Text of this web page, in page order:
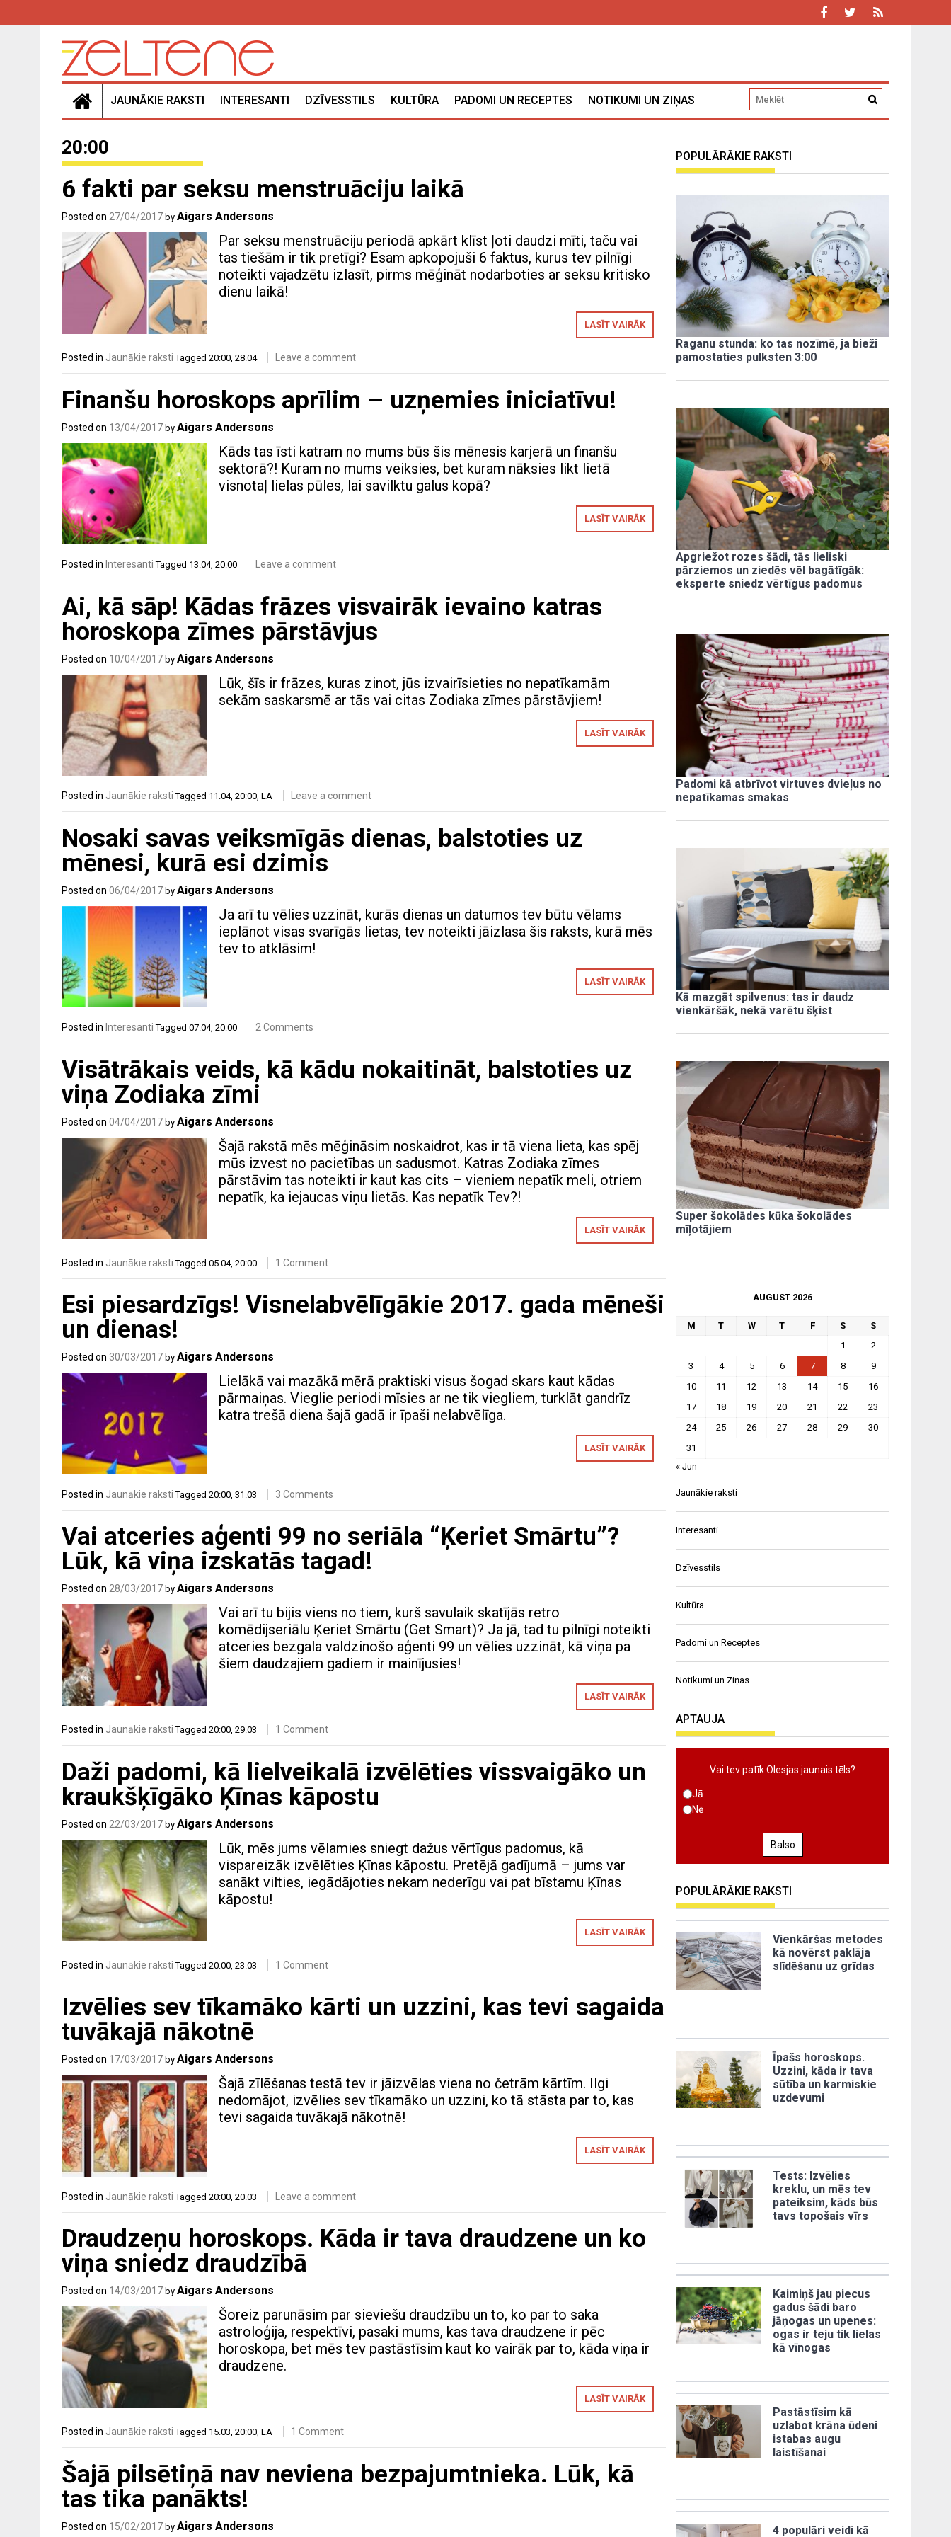
JAUNĀKIE RAKSTI INTERESANTI DZĪVESSTILS KULTŪRA PADOMI UN RECEPTES NOTIKUMI UN ZIŅAS
20:00
6 fakti par seksu menstruāciju laikā
Posted on 27/04/2017 by Aigars Andersons
Par seksu menstruāciju periodā apkārt klīst ļoti daudzi mīti, taču vai
tas tiešām ir tik pretīgi? Esam apkopojuši 6 faktus, kurus tev pilnīgi
noteikti vajadzētu izlasīt, pirms mēģināt nodarboties ar seksu kritisko
dienu laikā!
LASĪT VAIRĀK
Posted in Jaunākie raksti Tagged 20:00, 28.04 Leave a comment
Finanšu horoskops aprīlim – uzņemies iniciatīvu!
Posted on 13/04/2017 by Aigars Andersons
Kāds tas īsti katram no mums būs šis mēnesis karjerā un finanšu
sektorā?! Kuram no mums veiksies, bet kuram nāksies likt lietā
visnotaļ lielas pūles, lai savilktu galus kopā?
LASĪT VAIRĀK
Posted in Interesanti Tagged 13.04, 20:00 Leave a comment
Ai, kā sāp! Kādas frāzes visvairāk ievaino katras
horoskopa zīmes pārstāvjus
Posted on 10/04/2017 by Aigars Andersons
Lūk, šīs ir frāzes, kuras zinot, jūs izvairīsieties no nepatīkamām
sekām saskarsmē ar tās vai citas Zodiaka zīmes pārstāvjiem!
LASĪT VAIRĀK
Posted in Jaunākie raksti Tagged 11.04, 20:00, LA Leave a comment
Nosaki savas veiksmīgās dienas, balstoties uz
mēnesi, kurā esi dzimis
Posted on 06/04/2017 by Aigars Andersons
Ja arī tu vēlies uzzināt, kurās dienas un datumos tev būtu vēlams
ieplānot visas svarīgās lietas, tev noteikti jāizlasa šis raksts, kurā mēs
tev to atklāsim!
LASĪT VAIRĀK
Posted in Interesanti Tagged 07.04, 20:00 2 Comments
Visātrākais veids, kā kādu nokaitināt, balstoties uz
viņa Zodiaka zīmi
Posted on 04/04/2017 by Aigars Andersons
Šajā rakstā mēs mēģināsim noskaidrot, kas ir tā viena lieta, kas spēj
mūs izvest no pacietības un sadusmot. Katras Zodiaka zīmes
pārstāvim tas noteikti ir kaut kas cits – vieniem nepatīk meli, otriem
nepatīk, ka iejaucas viņu lietās. Kas nepatīk Tev?!
LASĪT VAIRĀK
Posted in Jaunākie raksti Tagged 05.04, 20:00 1 Comment
Esi piesardzīgs! Visnelabvēlīgākie 2017. gada mēneši
un dienas!
Posted on 30/03/2017 by Aigars Andersons
Lielākā vai mazākā mērā praktiski visus šogad skars kaut kādas
pārmaiņas. Vieglie periodi mīsies ar ne tik viegliem, turklāt gandrīz
katra trešā diena šajā gadā ir īpaši nelabvēlīga.
LASĪT VAIRĀK
Posted in Jaunākie raksti Tagged 20:00 31.03 3 Comments
Vai atceries aģenti 99 no seriāla “Ķeriet Smārtu”?
Lūk, kā viņa izskatās tagad!
Posted on 28/03/2017 by Aigars Andersons
Vai arī tu bijis viens no tiem, kurš savulaik skatījās retro
komēdijseriālu Ķeriet Smārtu (Get Smart)? Ja jā, tad tu pilnīgi noteikti
atceries bezgala valdzinošo aģenti 99 un vēlies uzzināt, kā viņa pa
šiem daudzajiem gadiem ir mainījusies!
LASĪT VAIRĀK
Posted in Jaunākie raksti Tagged 20:00, 29.03 1 Comment
Daži padomi, kā lielveikalā izvēlēties vissvaigāko un
kraukšķīgāko Ķīnas kāpostu
Posted on 22/03/2017 by Aigars Andersons
Lūk, mēs jums vēlamies sniegt dažus vērtīgus padomus, kā
vispareizāk izvēlēties Ķīnas kāpostu. Pretējā gadījumā – jums var
sanākt vilties, iegādājoties nekam nederīgu vai pat bīstamu Ķīnas
kāpostu!
LASĪT VAIRĀK
Posted in Jaunākie raksti Tagged 20:00 23.03 1 Comment
Izvēlies sev tīkamāko kārti un uzzini, kas tevi sagaida
tuvākajā nākotnē
Posted on 17/03/2017 by Aigars Andersons
Šajā zīlēšanas testā tev ir jāizvēlas viena no četrām kārtīm. Ilgi
nedomājot, izvēlies sev tīkamāko un uzzini, ko tā stāsta par to, kas
tevi sagaida tuvākajā nākotnē!
LASĪT VAIRĀK
Posted in Jaunākie raksti Tagged 20:00 20.03 Leave a comment
Draudzeņu horoskops. Kāda ir tava draudzene un ko
viņa sniedz draudzībā
Posted on 14/03/2017 by Aigars Andersons
Šoreiz parunāsim par sieviešu draudzību un to, ko par to saka
astroloģija, respektīvi, pasaki mums, kas tava draudzene ir pēc
horoskopa, bet mēs tev pastāstīsim kaut ko vairāk par to, kāda viņa ir
draudzene.
LASĪT VAIRĀK
Posted in Jaunākie raksti Tagged 15.03, 20:00, LA 1 Comment
Šajā pilsētiņā nav neviena bezpajumtnieka. Lūk, kā
tas tika panākts!
Posted on 15/02/2017 by Aigars Andersons
POPULĀRĀKIE RAKSTI
Raganu stunda: ko tas nozīmē, ja bieži
pamostaties pulksten 3:00
Apgriežot rozes šādi, tās lieliski
pārziemos un ziedēs vēl bagātīgāk:
eksperte sniedz vērtīgus padomus
Padomi kā atbrīvot virtuves dvieļus no
nepatīkamas smakas
Kā mazgāt spilvenus: tas ir daudz
vienkāršāk, nekā varētu šķist
Super šokolādes kūka šokolādes
mīļotājiem
AUGUST 2026
M T W T F S
S
1
2
3
4 5 6 7 8
9
10
11 12 13 14 15
16
17
18 19 20 21 22
23
24
25 26 27 28 29
30
31
« Jun
Jaunākie raksti
Interesanti
Dzīvesstils
Kultūra
Padomi un Receptes
Notikumi un Ziņas
APTAUJA
Vai tev patīk Olesjas jaunais tēls?
Jā
Nē
Balso
POPULĀRĀKIE RAKSTI
Vienkāršas metodes
kā novērst paklāja
slīdēšanu uz grīdas
Īpašs horoskops.
Uzzini, kāda ir tava
sūtība un karmiskie
uzdevumi
Tests: Izvēlies
kreklu, un mēs tev
pateiksim, kāds būs
tavs topošais vīrs
Kaimiņš jau piecus
gadus šādi baro
jāņogas un upenes:
ogas ir teju tik lielas
kā vīnogas
Pastāstīsim kā
uzlabot krāna ūdeni
istabas augu
laistīšanai
4 populāri veidi kā